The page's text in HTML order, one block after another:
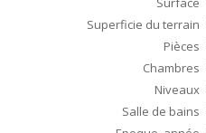
Superficie du terrain
Pièces
Chambres
Niveaux
Salle de bains